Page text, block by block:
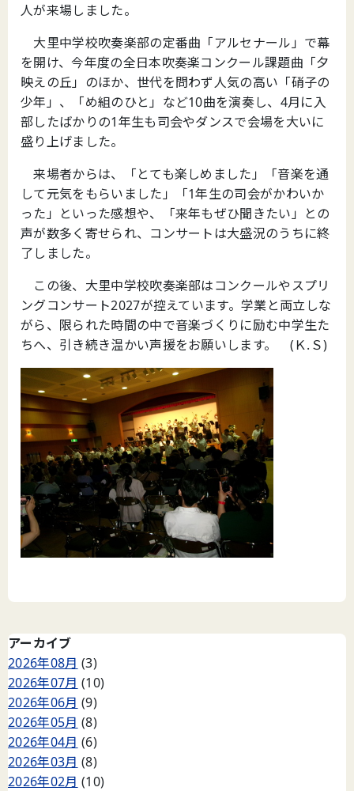
人が来場しました。
大里中学校吹奏楽部の定番曲「アルセナール」で幕
を開け、今年度の全日本吹奏楽コンクール課題曲「夕
映えの丘」のほか、世代を問わず人気の高い「硝子の
少年」、「め組のひと」など10曲を演奏し、4月に入
部したばかりの1年生も司会やダンスで会場を大いに
盛り上げました。
来場者からは、「とても楽しめました」「音楽を通
して元気をもらいました」「1年生の司会がかわいか
った」といった感想や、「来年もぜひ聞きたい」との
声が数多く寄せられ、コンサートは大盛況のうちに終
了しました。
この後、大里中学校吹奏楽部はコンクールやスプリ
ングコンサート2027が控えています。学業と両立しな
がら、限られた時間の中で音楽づくりに励む中学生た
ちへ、引き続き温かい声援をお願いします。 (Ｋ.Ｓ)
アーカイブ
2026年08月 (3)
2026年07月 (10)
2026年06月 (9)
2026年05月 (8)
2026年04月 (6)
2026年03月 (8)
2026年02月 (10)